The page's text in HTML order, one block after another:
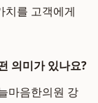
치를 고객에게
의미가 있나요?
마음한의원 강